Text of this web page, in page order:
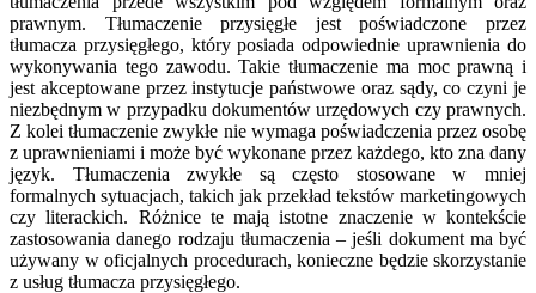
prawnym. Tłumaczenie przysięgłe jest poświadczone przez
tłumacza przysięgłego, który posiada odpowiednie uprawnienia do
wykonywania tego zawodu. Takie tłumaczenie ma moc prawną i
jest akceptowane przez instytucje państwowe oraz sądy, co czyni je
niezbędnym w przypadku dokumentów urzędowych czy prawnych.
Z kolei tłumaczenie zwykłe nie wymaga poświadczenia przez osobę
z uprawnieniami i może być wykonane przez każdego, kto zna dany
język. Tłumaczenia zwykłe są często stosowane w mniej
formalnych sytuacjach, takich jak przekład tekstów marketingowych
czy literackich. Różnice te mają istotne znaczenie w kontekście
zastosowania danego rodzaju tłumaczenia – jeśli dokument ma być
używany w oficjalnych procedurach, konieczne będzie skorzystanie
z usług tłumacza przysięgłego.